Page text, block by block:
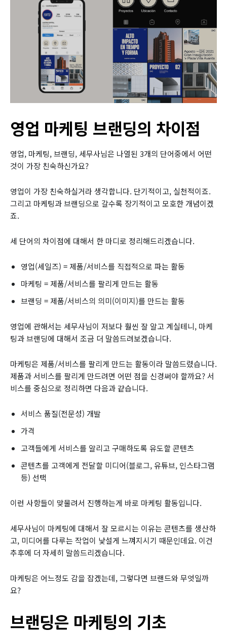
영업 마케팅 브랜딩의 차이점
영업, 마케팅, 브랜딩, 세무사님은 나열된 3개의 단어중에서 어떤
것이 가장 친숙하신가요?
영업이 가장 친숙하실거라 생각합니다. 단기적이고, 실천적이죠.
그리고 마케팅과 브랜딩으로 갈수록 장기적이고 모호한 개념이겠
죠.
세 단어의 차이점에 대해서 한 마디로 정리해드리겠습니다.
영업(세일즈) = 제품/서비스를 직접적으로 파는 활동
마케팅 = 제품/서비스를 팔리게 만드는 활동
브랜딩 = 제품/서비스의 의미(이미지)를 만드는 활동
영업에 관해서는 세무사님이 저보다 훨씬 잘 알고 계실테니, 마케
팅과 브랜딩에 대해서 조금 더 말씀드려보겠습니다.
마케팅은 제품/서비스를 팔리게 만드는 활동이라 말씀드렸습니다.
제품과 서비스를 팔리게 만드려면 어떤 점을 신경써야 할까요? 서
비스를 중심으로 정리하면 다음과 같습니다.
서비스 품질(전문성) 개발
가격
고객들에게 서비스를 알리고 구매하도록 유도할 콘텐츠
콘텐츠를 고객에게 전달할 미디어(블로그, 유튜브, 인스타그램
등) 선택
이런 사항들이 맞물려서 진행하는게 바로 마케팅 활동입니다.
세무사님이 마케팅에 대해서 잘 모르시는 이유는 콘텐츠를 생산하
고, 미디어를 다루는 작업이 낯설게 느껴지시기 때문인데요. 이건
추후에 더 자세히 말씀드리겠습니다.
마케팅은 어느정도 감을 잡겠는데, 그렇다면 브랜드와 무엇일까
요?
브랜딩은 마케팅의 기초